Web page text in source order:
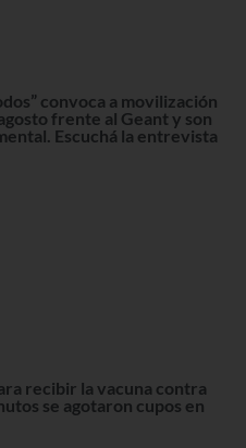
convoca a movilización
frente al Geant y son
Escuchá la entrevista
recibir la vacuna contra
se agotaron cupos en